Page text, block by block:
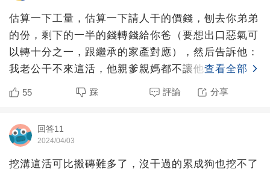
估算一下工量，估算一下請人干的價錢，刨去你弟弟
的份，剩下的一半的錢轉錢給你爸（要想出口惡氣可
以轉十分之一，跟繼承的家產對應），然后告訴他：
我老公干不來這活，他親爹親媽都不讓他干，我們讓
他干，像話麼？你
查看全部
55 踩 評論 分享
回答11
2024/04/03
挖溝這活可比搬磚難多了，沒干過的累成狗也挖不了